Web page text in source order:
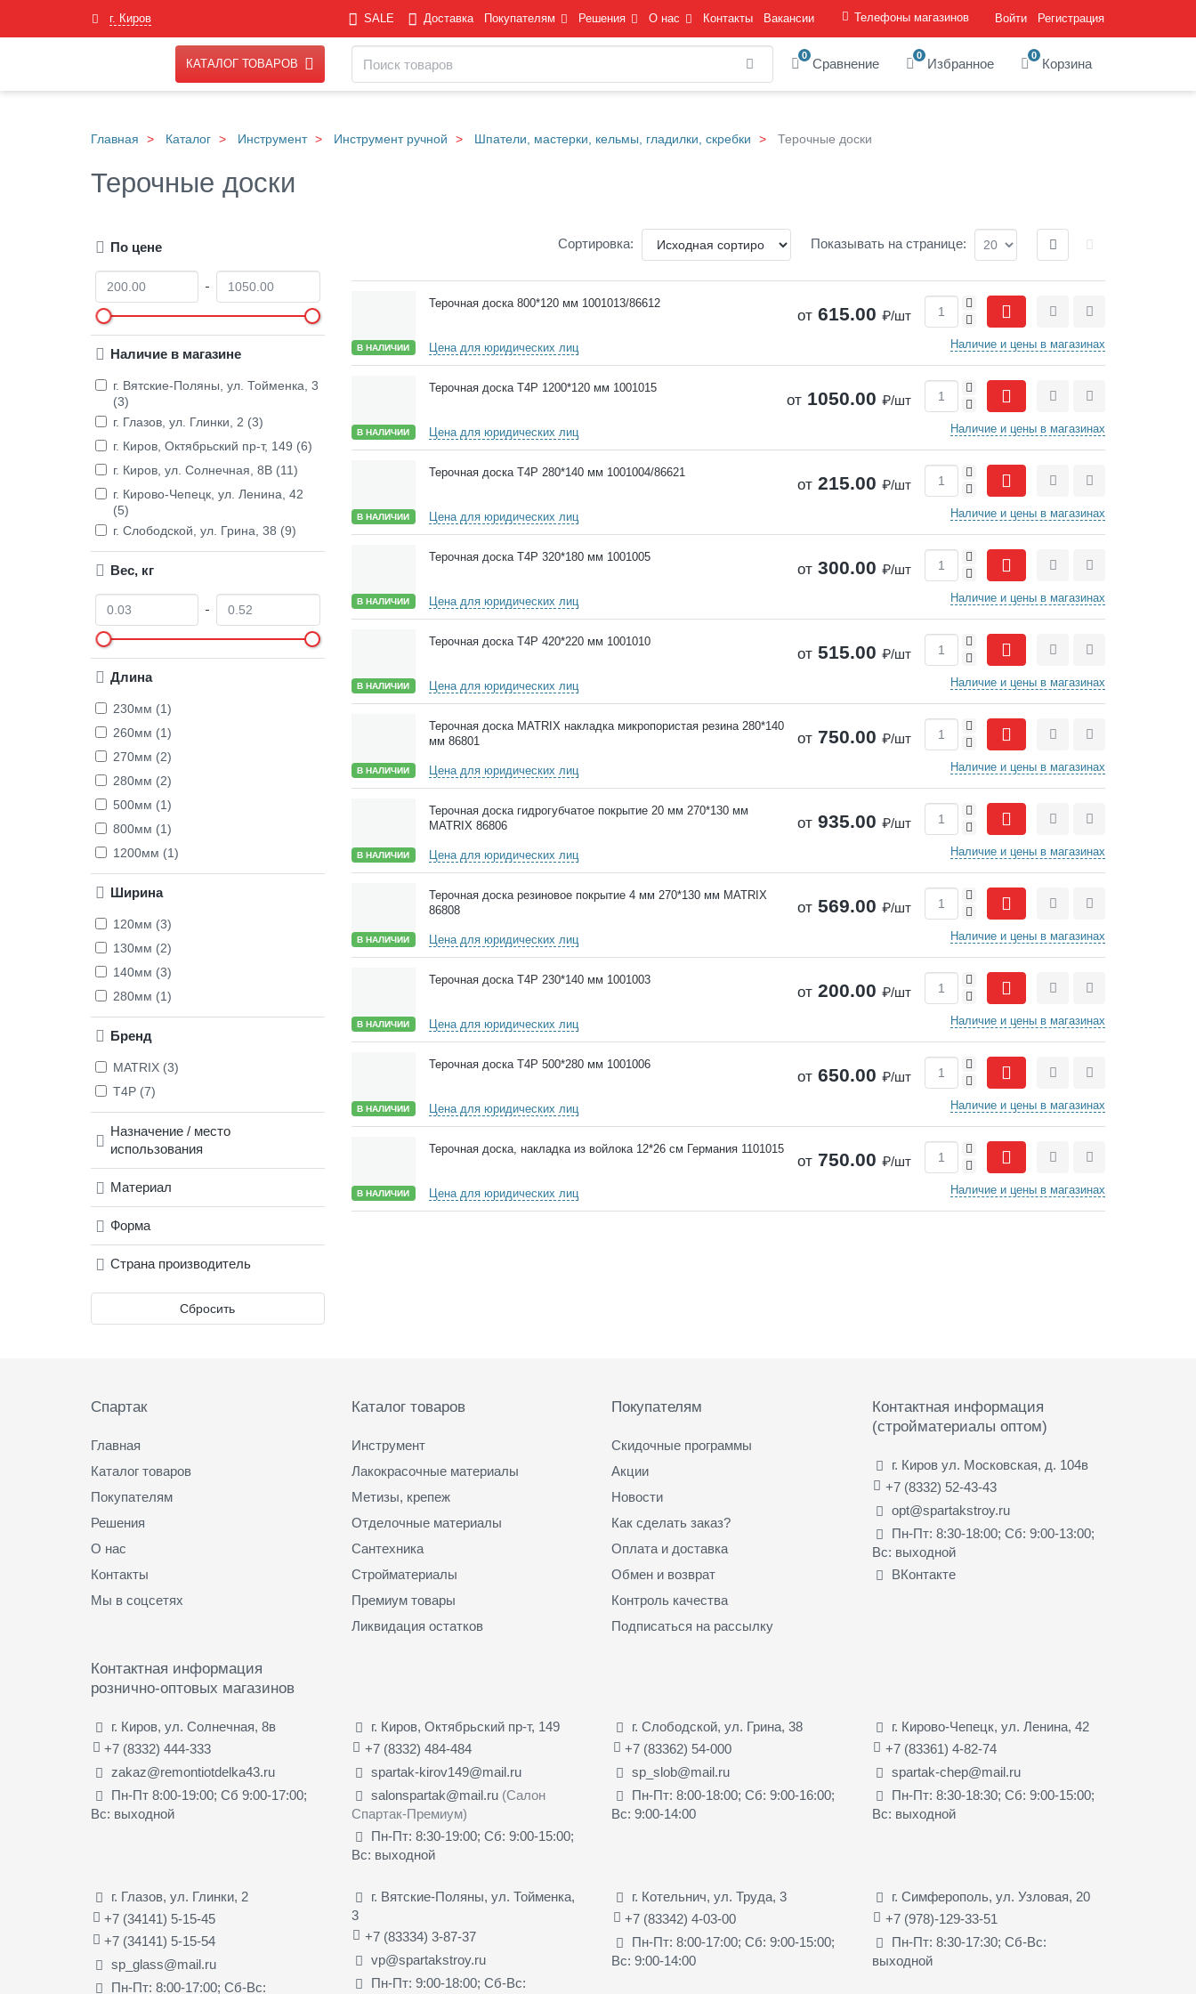
г. Киров SALE Доставка Покупателям Решения О нас Контакты Вакансии Телефоны магазинов Войти Регистрация
КАТАЛОГ ТОВАРОВ Найти 0
Сравнение
0
Избранное
0
Корзина
Главная Каталог Инструмент Инструмент ручной Шпатели, мастерки, кельмы, гладилки, скребки Терочные доски
Терочные доски
Сортировка: Показывать на странице: Отображение:
В НАЛИЧИИ
Терочная доска 800*120 мм 1001013/86612
Цена для юридических лиц
от 615.00₽/шт -
+
СравнитьОтложить
Наличие и цены в магазинах
В НАЛИЧИИ
Терочная доска Т4P 1200*120 мм 1001015
Цена для юридических лиц
от 1050.00₽/шт -
+
СравнитьОтложить
Наличие и цены в магазинах
В НАЛИЧИИ
Терочная доска Т4P 280*140 мм 1001004/86621
Цена для юридических лиц
от 215.00₽/шт -
+
СравнитьОтложить
Наличие и цены в магазинах
В НАЛИЧИИ
Терочная доска Т4P 320*180 мм 1001005
Цена для юридических лиц
от 300.00₽/шт -
+
СравнитьОтложить
Наличие и цены в магазинах
В НАЛИЧИИ
Терочная доска Т4P 420*220 мм 1001010
Цена для юридических лиц
от 515.00₽/шт -
+
СравнитьОтложить
Наличие и цены в магазинах
В НАЛИЧИИ
Терочная доска MATRIX накладка микропористая резина 280*140
мм 86801
Цена для юридических лиц
от 750.00₽/шт -
+
СравнитьОтложить
Наличие и цены в магазинах
В НАЛИЧИИ
Терочная доска гидрогубчатое покрытие 20 мм 270*130 мм
MATRIX 86806
Цена для юридических лиц
от 935.00₽/шт -
+
СравнитьОтложить
Наличие и цены в магазинах
В НАЛИЧИИ
Терочная доска резиновое покрытие 4 мм 270*130 мм MATRIX
86808
Цена для юридических лиц
от 569.00₽/шт -
+
СравнитьОтложить
Наличие и цены в магазинах
В НАЛИЧИИ
Терочная доска Т4P 230*140 мм 1001003
Цена для юридических лиц
от 200.00₽/шт -
+
СравнитьОтложить
Наличие и цены в магазинах
В НАЛИЧИИ
Терочная доска Т4P 500*280 мм 1001006
Цена для юридических лиц
от 650.00₽/шт -
+
СравнитьОтложить
Наличие и цены в магазинах
В НАЛИЧИИ
Терочная доска, накладка из войлока 12*26 см Германия 1101015
Цена для юридических лиц
от 750.00₽/шт -
+
СравнитьОтложить
Наличие и цены в магазинах
По цене
Наличие в магазине
г. Вятские-Поляны, ул. Тойменка, 3
(3)
г. Глазов, ул. Глинки, 2 (3)
г. Киров, Октябрьский пр-т, 149 (6)
г. Киров, ул. Солнечная, 8В (11)
г. Кирово-Чепецк, ул. Ленина, 42
(5)
г. Слободской, ул. Грина, 38 (9)
Вес, кг
Длина
230мм (1)
260мм (1)
270мм (2)
280мм (2)
500мм (1)
800мм (1)
1200мм (1)
Ширина
120мм (3)
130мм (2)
140мм (3)
280мм (1)
Бренд
MATRIX (3)
T4P (7)
Назначение / место
использования
Материал
Форма
Страна производитель
Сбросить
Спартак
Главная
Каталог товаров
Покупателям
Решения
О нас
Контакты
Мы в соцсетях
Каталог товаров
Инструмент
Лакокрасочные материалы
Метизы, крепеж
Отделочные материалы
Сантехника
Стройматериалы
Премиум товары
Ликвидация остатков
Покупателям
Скидочные программы
Акции
Новости
Как сделать заказ?
Оплата и доставка
Обмен и возврат
Контроль качества
Подписаться на рассылку
Контактная информация
(стройматериалы оптом)
г. Киров ул. Московская, д. 104в
+7 (8332) 52-43-43
opt@spartakstroy.ru
Пн-Пт: 8:30-18:00; Сб: 9:00-13:00;
Вс: выходной
ВКонтакте
Контактная информация
рознично-оптовых магазинов
г. Киров, ул. Солнечная, 8в
+7 (8332) 444-333
zakaz@remontiotdelka43.ru
Пн-Пт 8:00-19:00; Сб 9:00-17:00;
Вс: выходной
г. Киров, Октябрьский пр-т, 149
+7 (8332) 484-484
spartak-kirov149@mail.ru
salonspartak@mail.ru (Салон
Спартак-Премиум)
Пн-Пт: 8:30-19:00; Сб: 9:00-15:00;
Вс: выходной
г. Слободской, ул. Грина, 38
+7 (83362) 54-000
sp_slob@mail.ru
Пн-Пт: 8:00-18:00; Сб: 9:00-16:00;
Вс: 9:00-14:00
г. Кирово-Чепецк, ул. Ленина, 42
+7 (83361) 4-82-74
spartak-chep@mail.ru
Пн-Пт: 8:30-18:30; Сб: 9:00-15:00;
Вс: выходной
г. Глазов, ул. Глинки, 2
+7 (34141) 5-15-45
+7 (34141) 5-15-54
sp_glass@mail.ru
Пн-Пт: 8:00-17:00; Сб-Вс:
г. Вятские-Поляны, ул. Тойменка,
3
+7 (83334) 3-87-37
vp@spartakstroy.ru
Пн-Пт: 9:00-18:00; Сб-Вс:
г. Котельнич, ул. Труда, 3
+7 (83342) 4-03-00
Пн-Пт: 8:00-17:00; Сб: 9:00-15:00;
Вс: 9:00-14:00
г. Симферополь, ул. Узловая, 20
+7 (978)-129-33-51
Пн-Пт: 8:30-17:30; Сб-Вс:
выходной